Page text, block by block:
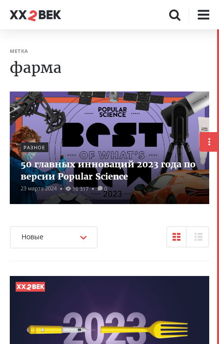
МЕТКА
фарма
РАЗНОЕ
50 главных инноваций 2023 года по
версии Popular Science
23 марта 2024 16 317 0
Новые